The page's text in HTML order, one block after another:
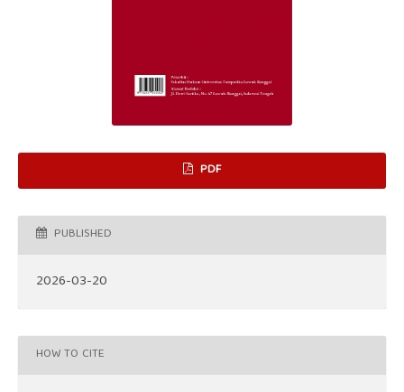
PDF
PUBLISHED
2026-03-20
HOW TO CITE